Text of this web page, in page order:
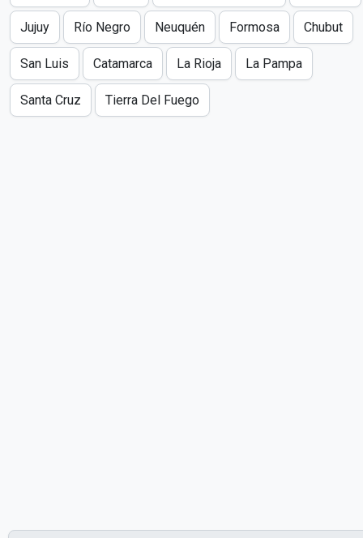
Jujuy Río Negro Neuquén Formosa Chubut
San Luis Catamarca La Rioja La Pampa
Santa Cruz Tierra Del Fuego